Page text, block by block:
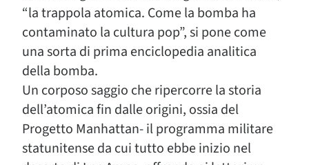
“la trappola atomica. Come la bomba ha
contaminato la cultura pop”, si pone come
una sorta di prima enciclopedia analitica
della bomba.
Un corposo saggio che ripercorre la storia
dell’atomica fin dalle origini, ossia del
Progetto Manhattan- il programma militare
statunitense da cui tutto ebbe inizio nel